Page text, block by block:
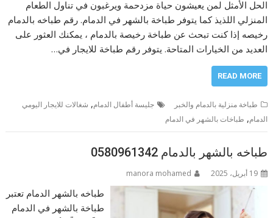
الحل الأمثل لمن يعيشون حياة مزدحمة ويرغبون في تناول الطعام
المنزلي اللذيذ كما يتوفر طباخة بالشهر في الدمام. رقم طباخه بالدمام
رخيصه إذا كنت تبحث عن طباخة رخيصة بالدمام ، يمكنك العثور على
العديد من الخيارات المتاحة. يتوفر رقم طباخة للايجار في…
READ MORE
طباخة منزلية بالدمام والخبر جليسة أطفال الدمام, شغالات للايجار اليومي
الدمام, طباخات بالشهر في الدمام
طباخه بالشهر بالدمام 0580961342
19 أبريل، 2025 manora mohamed
طباخه بالشهر الدمام تعتبر
طباخة بالشهر في الدمام